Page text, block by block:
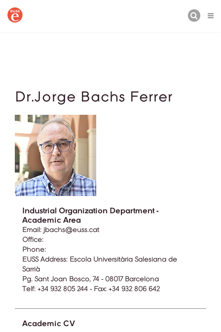
Dr.Jorge Bachs Ferrer
Industrial Organization Department -
Academic Area
Email: jbachs@euss.cat
Office:
Phone:
EUSS Address: Escola Universitària Salesiana de
Sarrià
Pg. Sant Joan Bosco, 74 - 08017 Barcelona
Telf: +34 932 805 244 - Fax: +34 932 806 642
Academic CV